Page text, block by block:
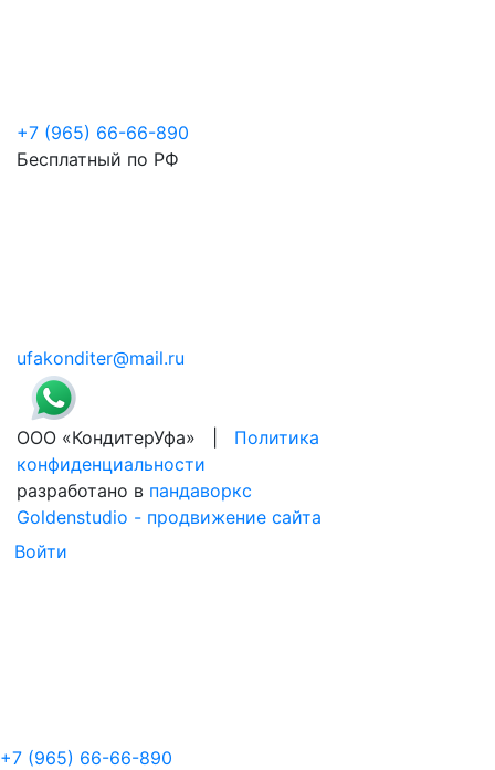
+7 (965) 66-66-890
Бесплатный по РФ
ufakonditer@mail.ru
ООО «КондитерУфа» | Политика
конфиденциальности
разработано в пандаворкс
Goldenstudio - продвижение сайта
Войти
+7 (965) 66-66-890